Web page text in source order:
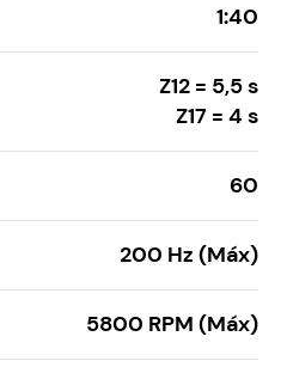
1:40
Z12 = 5,5 s
Z17 = 4 s
60
200 Hz (Máx)
5800 RPM (Máx)